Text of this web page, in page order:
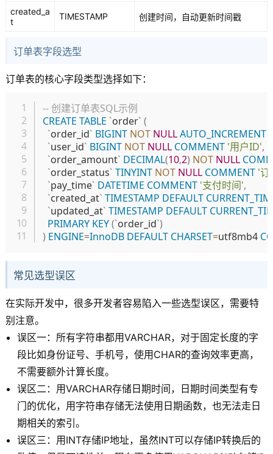
created_a
t
TIMESTAMP 创建时间，自动更新时间戳
订单表字段选型
订单表的核心字段类型选择如下：
-- 创建订单表SQL示例
CREATE TABLE `order` (
`order_id` BIGINT NOT NULLAUTO_INCREMENT
`user_id` BIGINT NOT NULL COMMENT '用户ID',
`order_amount` DECIMAL(10,2) NOT NULL
`order_status` TINYINT NOT NULL COMMENT '订
`pay_time` DATETIME COMMENT '支付时间',
`created_at` TIMESTAMP DEFAULT
`updated_at` TIMESTAMP DEFAULT
PRIMARY KEY(`order_id`)
) ENGINE=InnoDB DEFAULT CHARSET=utf8mb4
常见选型误区
在实际开发中，很多开发者容易陷入一些选型误区，需要特
别注意。
误区一：所有字符串都用VARCHAR，对于固定长度的字
段比如身份证号、手机号，使用CHAR的查询效率更高，
不需要额外计算长度。
误区二：用VARCHAR存储日期时间，日期时间类型有专
门的优化，用字符串存储无法使用日期函数，也无法走日
期相关的索引。
误区三：用INT存储IP地址，虽然INT可以存储IP转换后的